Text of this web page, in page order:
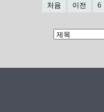
처음 이전 6